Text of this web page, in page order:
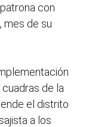
con
mes de su
de la
el distrito
a los